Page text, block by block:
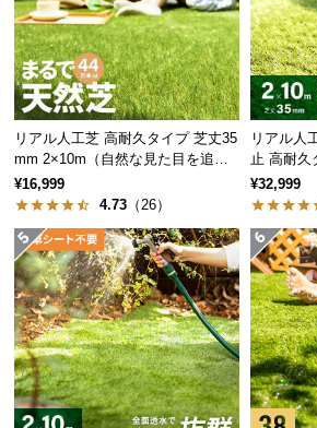
o.,
ウェーブ葉
オータムカラー
5種の
アースカラーが持つ自然の風合
自然色に近い落ち着いたアースカ
く、さらにリアリティーが増しま
リアル人工芝 高耐久タイプ 芝丈35
mm 2×10m（自然な見た目を追
求・U字ピン付属）
¥16,999
4.73 （26）
リアル人
止 高耐久
35mm
¥32,999